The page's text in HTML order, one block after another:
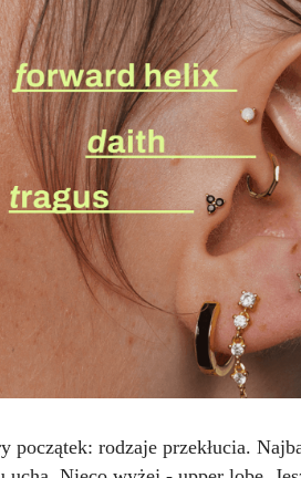
początek: rodzaje przekłucia.